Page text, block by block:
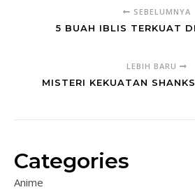
SEBELUMNYA
5 BUAH IBLIS TERKUAT
LEBIH BARU
MISTERI KEKUATAN
Categories
Anime